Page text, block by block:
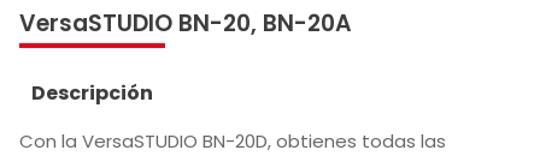
VersaSTUDIO BN-20, BN-20A
Descripción
Con la VersaSTUDIO BN-20D, obtienes todas las